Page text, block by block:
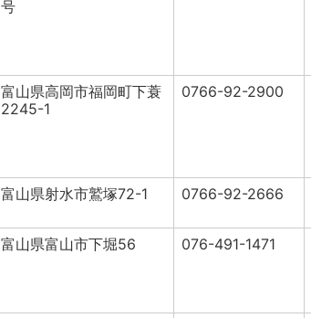
号
富山県高岡市福岡町下蓑
2245-1
0766-92-2900
富山県射水市鷲塚72-1 0766-92-2666
富山県富山市下堀56 076-491-1471